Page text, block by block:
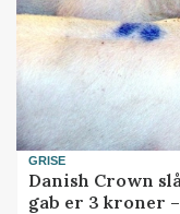
GRISE
Danish Crown
gab er 3 kroner